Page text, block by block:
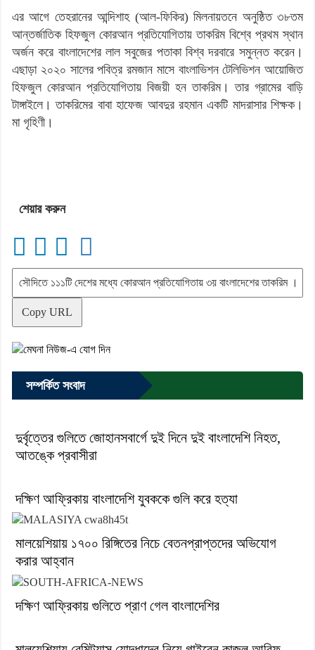
এর আগে তেহরানের আন্দিশাহ (আল-ফিকির) মিলনায়তনে অনুষ্ঠিত ৩৮তম
আন্তর্জাতিক হিফজুল কোরআন প্রতিযোগিতায় তাকরিম বিশ্বে প্রথম স্থান
অর্জন করে বাংলাদেশের লাল সবুজের পতাকা বিশ্ব দরবারে সমুন্নত করেন।
এছাড়া ২০২০ সালের পবিত্র রমজান মাসে বাংলাভিশন টেলিভিশন আয়োজিত
হিফজুল কোরআন প্রতিযোগিতায় বিজয়ী হন তাকরিম। তার গ্রামের বাড়ি
টাঙ্গাইলে। তাকরিমের বাবা হাফেজ আবদুর রহমান একটি মাদরাসার শিক্ষক।
মা গৃহিণী।
শেয়ার করুন
Copy URL
সম্পর্কিত সংবাদ
দুর্বৃত্তের গুলিতে জোহানসবার্গে দুই দিনে দুই বাংলাদেশি নিহত,
আতঙ্কে প্রবাসীরা
দক্ষিণ আফ্রিকায় বাংলাদেশি যুবককে গুলি করে হত্যা
মালয়েশিয়ায় ১৭০০ রিঙ্গিতের নিচে বেতনপ্রাপ্তদের অভিযোগ
করার আহ্বান
দক্ষিণ আফ্রিকায় গুলিতে প্রাণ গেল বাংলাদেশির